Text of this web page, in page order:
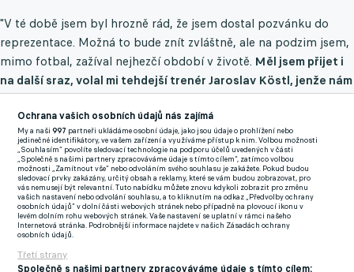
"V té době jsem byl hrozně rád, že jsem dostal pozvánku do
reprezentace. Možná to bude znít zvláštně, ale na podzim jsem,
mimo fotbal, zažíval nejhezčí období v životě. Měl jsem přijet i
na další sraz, volal mi tehdejší trenér Jaroslav Köstl, jenže nám
se v tu dobu zrovna měla narodit holčička. Proto jsem pak
chyběl,“přiznal brankář působící v portugalské nejvyšší soutěži.
Krejčí byl od první chvíle jasným kandidátem, přiznal Koubek:
Iry vnímá jako největší zápas kariéry
S příchodem nového trenéra se nabízela otázka, zda nynější
kouč nevsadí na jiné tváře. Díky dobrým výkonům na klubové
úrovni se tak nestalo.
dobrý, abych dostal znovu šanci. Povedlo se. Naštěstí, jsem za
Ochrana vašich osobních údajů nás zajímá
My a naši997 partneři ukládáme osobní údaje, jako jsou údaje o prohlížení nebo
jedinečné identifikátory, ve vašem zařízení a využíváme přístup k nim. Volbou možnosti
„Souhlasím“ povolíte sledovací technologie na podporu účelů uvedených v části
„Společně s našimi partnery zpracováváme údaje s tímto cílem“, zatímco volbou
možnosti „Zamítnout vše“ nebo odvoláním svého souhlasu je zakážete. Pokud budou
sledovací prvky zakázány, určitý obsah a reklamy, které se vám budou zobrazovat, pro
vás nemusejí být relevantní. Tuto nabídku můžete znovu kdykoli zobrazit pro změnu
vašich nastavení nebo odvolání souhlasu, a to kliknutím na odkaz „Předvolby ochrany
osobních údajů“ v dolní části webových stránek nebo případně na plovoucí ikonu v
levém dolním rohu webových stránek. Vaše nastavení se uplatní v rámci našeho
Internetová stránka. Podrobnější informace najdete v našich Zásadách ochrany
osobních údajů.
Třetí strany
Společně s našimi partnery zpracováváme údaje s tímto cílem: